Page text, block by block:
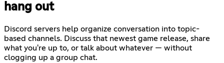
hang out
Discord servers help organize conversation into topic-
based channels. Discuss that newest game release, share
what you're up to, or talk about whatever — without
clogging up a group chat.